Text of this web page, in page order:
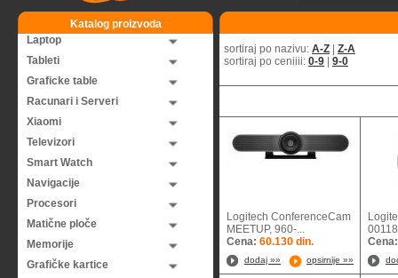
Katalog proizvoda
Laptop
Tableti
Graficke table
Racunari i Serveri
Xiaomi
Televizori
Smart Watch
Navigacije
Procesori
Matične ploče
Memorije
Grafičke kartice
sortiraj po nazivu: A-Z
Z-A
sortiraj po ceniiii: 0-9 9-0
Logitech ConferenceCam
MEETUP, 960-...
Cena: 60.130 din.
dodaj »» opsirnije »»